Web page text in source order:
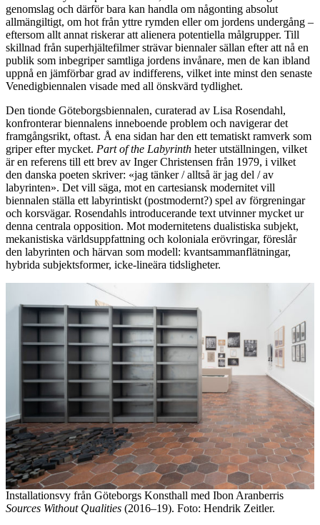
genomslag och därför bara kan handla om någonting absolut
allmängiltigt, om hot från yttre rymden eller om jordens undergång –
eftersom allt annat riskerar att alienera potentiella målgrupper. Till
skillnad från superhjältefilmer strävar biennaler sällan efter att nå en
publik som inbegriper samtliga jordens invånare, men de kan ibland
uppnå en jämförbar grad av indifferens, vilket inte minst den senaste
Venedigbiennalen visade med all önskvärd tydlighet.
Den tionde Göteborgsbiennalen, curaterad av Lisa Rosendahl,
konfronterar biennalens inneboende problem och navigerar det
framgångsrikt, oftast. Å ena sidan har den ett tematiskt ramverk som
griper efter mycket. Part of the Labyrinth heter utställningen, vilket
är en referens till ett brev av Inger Christensen från 1979, i vilket
den danska poeten skriver: «jag tänker / alltså är jag del / av
labyrinten». Det vill säga, mot en cartesiansk modernitet vill
biennalen ställa ett labyrintiskt (postmodernt?) spel av förgreningar
och korsvägar. Rosendahls introducerande text utvinner mycket ur
denna centrala opposition. Mot modernitetens dualistiska subjekt,
mekanistiska världsuppfattning och koloniala erövringar, föreslår
den labyrinten och härvan som modell: kvantsammanflätningar,
hybrida subjektsformer, icke-lineära tidsligheter.
Installationsvy från Göteborgs Konsthall med Ibon Aranberris
Sources Without Qualities (2016–19). Foto: Hendrik Zeitler.